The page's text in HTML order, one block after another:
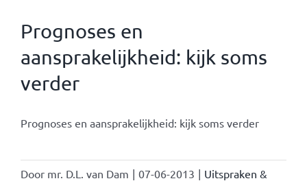
Prognoses en
aansprakelijkheid: kijk soms
verder
Prognoses en aansprakelijkheid: kijk soms verder
Door mr. D.L. van Dam | 07-06-2013 | Uitspraken &